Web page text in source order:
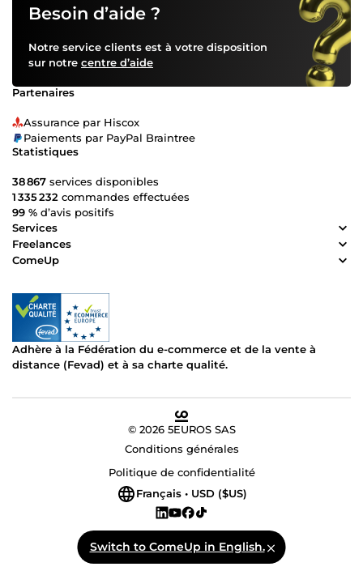
Switch to ComeUp in English.
Besoin d’aide ?
Notre service clients est à votre disposition
sur notre centre d’aide
Partenaires
Assurance par Hiscox
Paiements par PayPal Braintree
Statistiques
38 867 services disponibles
1 335 232 commandes effectuées
99 % d’avis positifs
Services
Freelances
ComeUp
Adhère à la Fédération du e-commerce et de la vente à
distance (Fevad) et à sa charte qualité.
© 2026 5EUROS SAS
Conditions générales
Politique de confidentialité
Français • USD ($US)